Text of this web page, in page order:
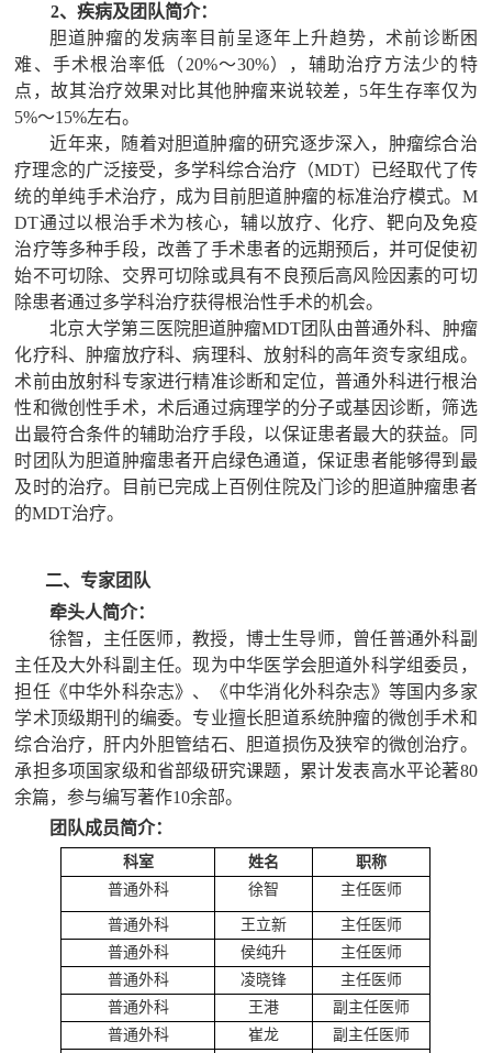
2、疾病及团队简介：
胆道肿瘤的发病率目前呈逐年上升趋势，术前诊断困
难、手术根治率低（ 20%～30%），辅助治疗方法少的特
点，故其治疗效果对比其他肿瘤来说较差，5年生存率仅为
5%～15%左右。
近年来，随着对胆道肿瘤的研究逐步深入，肿瘤综合治
疗理念的广泛接受，多学科综合治疗（MDT）已经取代了传
统的单纯手术治疗，成为目前胆道肿瘤的标准治疗模式。M
DT通过以根治手术为核心，辅以放疗、化疗、靶向及免疫
治疗等多种手段，改善了手术患者的远期预后，并可促使初
始不可切除、交界可切除或具有不良预后高风险因素的可切
除患者通过多学科治疗获得根治性手术的机会。
北京大学第三医院胆道肿瘤MDT团队由普通外科、肿瘤
化疗科、肿瘤放疗科、病理科、放射科的高年资专家组成。
术前由放射科专家进行精准诊断和定位，普通外科进行根治
性和微创性手术，术后通过病理学的分子或基因诊断，筛选
出最符合条件的辅助治疗手段，以保证患者最大的获益。同
时团队为胆道肿瘤患者开启绿色通道，保证患者能够得到最
及时的治疗。目前已完成上百例住院及门诊的胆道肿瘤患者
的MDT治疗。
二、专家团队
牵头人简介：
徐智， 主任医师，教授，博士生导师，曾任普通外科副
主任及大外科副主任。现为中华医学会胆道外科学组委员，
担任《中华外科杂志》、《中华消化外科杂志》等国内多家
学术顶级期刊的编委。专业擅长胆道系统肿瘤的微创手术和
综合治疗，肝内外胆管结石、胆道损伤及狭窄的微创治疗。
承担多项国家级和省部级研究课题，累计发表高水平论著80
余篇，参与编写著作10余部。
团队成员简介：
科室 姓名
职称
普通外科
徐智 主任医师
普通外科 王立新
主任医师
普通外科
侯纯升
主任医师
普通外科
凌晓锋
主任医师
普通外科
王港
副主任医师
普通外科
崔龙
副主任医师